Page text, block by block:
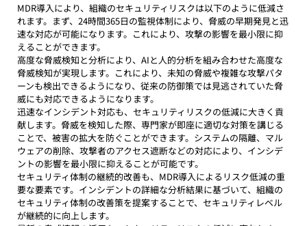
MDR導入により、組織のセキュリティリスクは以下のように低減さ
れます。まず、24時間365日の監視体制により、脅威の早期発見と迅
速な対応が可能になります。これにより、攻撃の影響を最小限に抑
えることができます。
高度な脅威検知と分析により、AIと人的分析を組み合わせた高度な
脅威検知が実現します。これにより、未知の脅威や複雑な攻撃パタ
ーンも検出できるようになり、従来の防御策では見逃されていた脅
威にも対応できるようになります。
迅速なインシデント対応も、セキュリティリスクの低減に大きく貢
献します。脅威を検知した際、専門家が即座に適切な対策を講じる
ことで、被害の拡大を防ぐことができます。システムの隔離、マル
ウェアの削除、攻撃者のアクセス遮断などの対応により、インシデ
ントの影響を最小限に抑えることが可能です。
セキュリティ体制の継続的改善も、MDR導入によるリスク低減の重
要な要素です。インシデントの詳細な分析結果に基づいて、組織の
セキュリティ体制の改善策を提案することで、セキュリティレベル
が継続的に向上します。